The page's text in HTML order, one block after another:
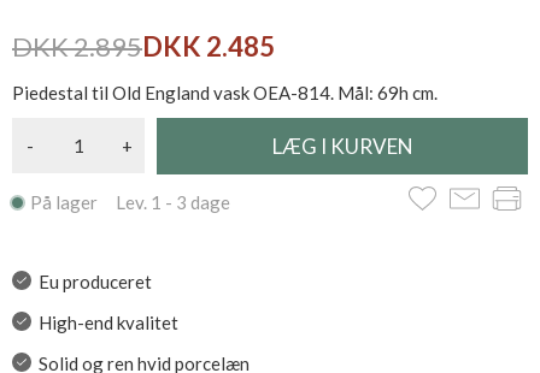
DKK 2.895DKK 2.485
Piedestal til Old England vask OEA-814. Mål: 69h cm.
- +
På lager Lev. 1 - 3 dage
Eu produceret
High-end kvalitet
Solid og ren hvid porcelæn